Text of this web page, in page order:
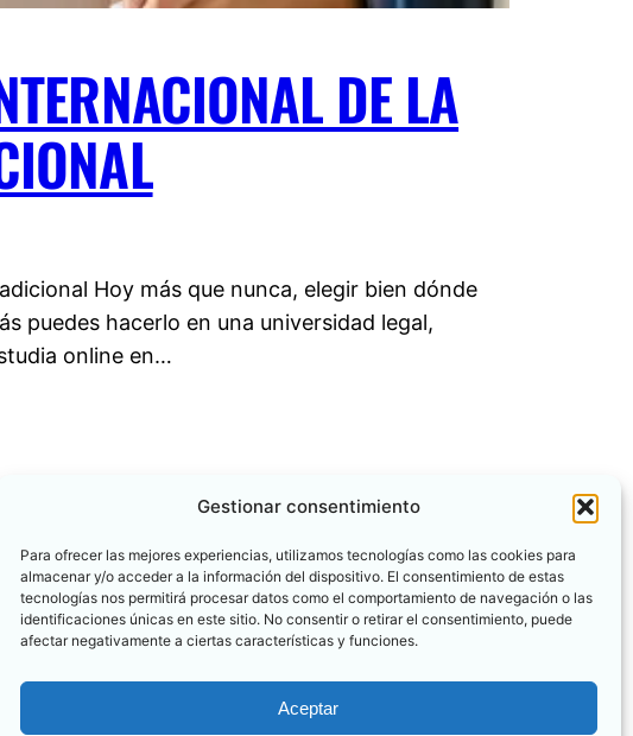
Gestionar consentimiento
Para ofrecer las mejores experiencias, utilizamos tecnologías como las cookies para
almacenar y/o acceder a la información del dispositivo. El consentimiento de estas
tecnologías nos permitirá procesar datos como el comportamiento de navegación o las
identificaciones únicas en este sitio. No consentir o retirar el consentimiento, puede
afectar negativamente a ciertas características y funciones.
Aceptar
DE LA
Hoy más que nunca, elegir bien dónde
puedes hacerlo en una universidad legal,
online en…